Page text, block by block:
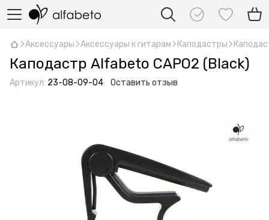
Аксессуары Аксессуары к гитарам Каподастры
Каподастр Alfabeto CAPO2 (Black)
Артикул: 23-08-09-04 Оставить отзыв